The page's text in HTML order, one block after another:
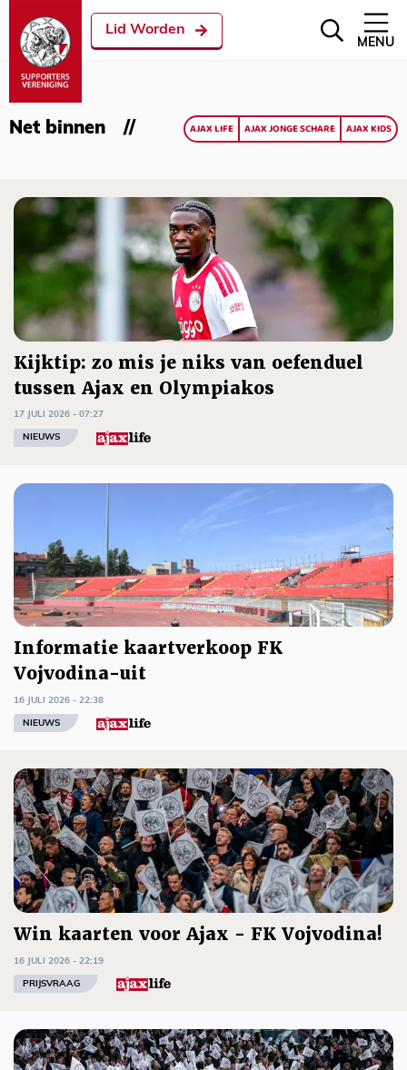
Lid Worden
MENU
Net binnen AJAX LIFE AJAX JONGE SCHARE AJAX KIDS
Kijktip: zo mis je niks van oefenduel
tussen Ajax en Olympiakos
17 JULI 2026 - 07:27
NIEUWS
Informatie kaartverkoop FK
Vojvodina-uit
16 JULI 2026 - 22:38
NIEUWS
Win kaarten voor Ajax - FK Vojvodina!
16 JULI 2026 - 22:19
PRIJSVRAAG